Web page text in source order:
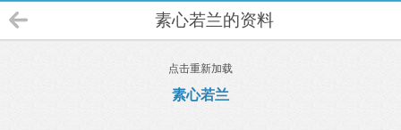
素心若兰的资料
点击重新加载
素心若兰